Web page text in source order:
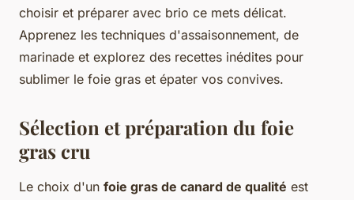
choisir et préparer avec brio ce mets délicat.
Apprenez les techniques d'assaisonnement, de
marinade et explorez des recettes inédites pour
sublimer le foie gras et épater vos convives.
Sélection et préparation du foie
gras cru
Le choix d'un foie gras de canard de qualité est